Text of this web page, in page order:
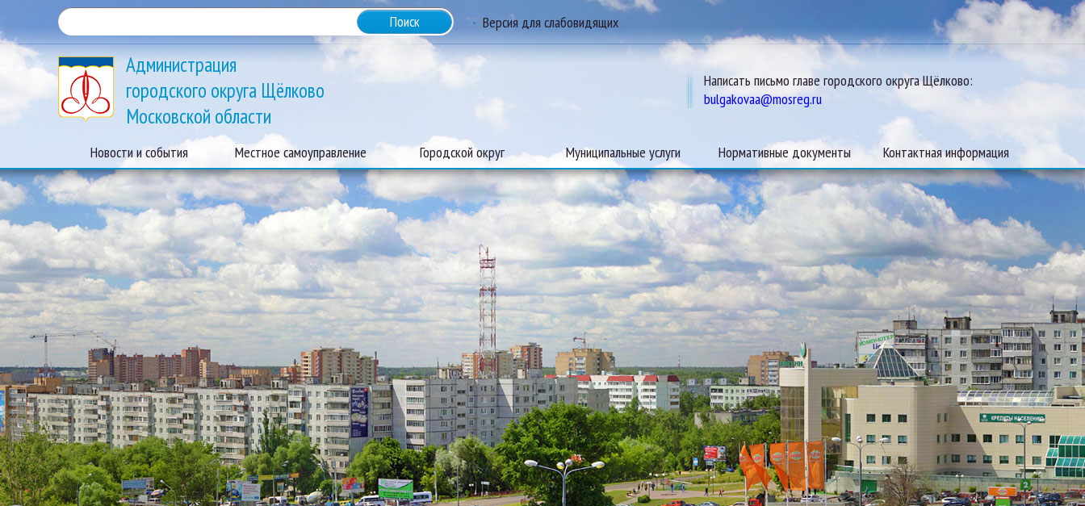
Версия для слабовидящих
Администрация
городского округа Щёлково
Московской области
Написать письмо главе городского округа Щёлково:
bulgakovaa@mosreg.ru
Новости и события Местное самоуправление Городской округ Муниципальные услуги Нормативные документы Контактная информация